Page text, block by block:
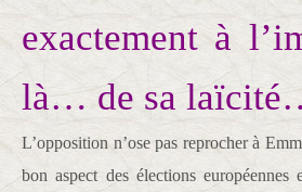
exactement à
là… de sa
L’opposition n’ose pas reprocher à
bon aspect des élections